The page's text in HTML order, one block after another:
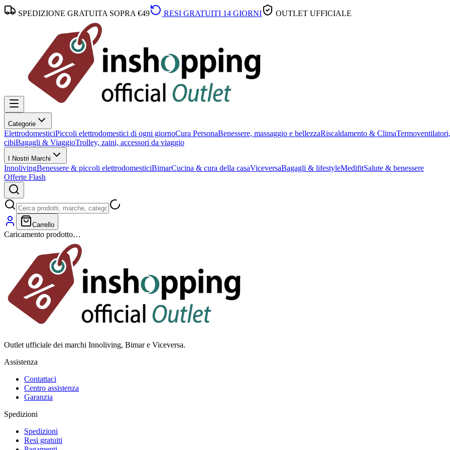
SPEDIZIONE GRATUITA SOPRA €49 RESI GRATUITI 14 GIORNI OUTLET UFFICIALE
Categorie
ElettrodomesticiPiccoli elettrodomestici di ogni giornoCura PersonaBenessere, massaggio e bellezzaRiscaldamento & Clima
cibiBagagli & ViaggioTrolley, zaini, accessori da viaggio
I Nostri Marchi
InnolivingBenessere & piccoli elettrodomesticiBimarCucina & cura della casaViceversaBagagli & lifestyleMedifitSalute & benessere
Offerte Flash
Carrello
Caricamento prodotto…
Outlet ufficiale dei marchi Innoliving, Bimar e Viceversa.
Assistenza
Contattaci
Centro assistenza
Garanzia
Spedizioni
Spedizioni
Resi gratuiti